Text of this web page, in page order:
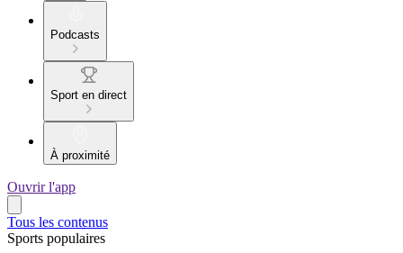
Podcasts
Sport en direct
À proximité
Ouvrir l'app
Tous les contenus
Sports populaires